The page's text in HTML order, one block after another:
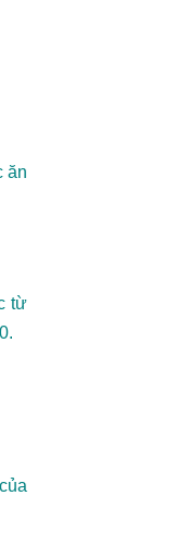
ăn
từ